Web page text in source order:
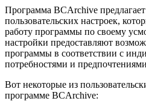
Программа BCArchive
пользовательских настроек,
работу программы по своему
настройки предоставляют
программы в соответствии с
потребностями и
Вот некоторые из
программе BCArchive: